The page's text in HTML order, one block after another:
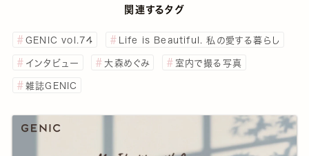
関連するタグ
GENIC vol.74 Life is Beautiful. 私の愛する暮らし
インタビュー 大森めぐみ 室内で撮る写真
雑誌GENIC